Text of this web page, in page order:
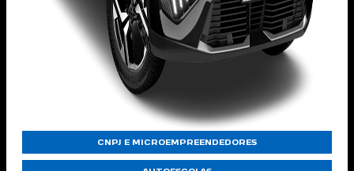
CNPJ E MICROEMPREENDEDORES